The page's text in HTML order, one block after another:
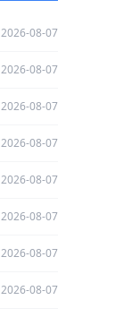
2026-08-07
2026-08-07
2026-08-07
2026-08-07
2026-08-07
2026-08-07
2026-08-07
2026-08-07